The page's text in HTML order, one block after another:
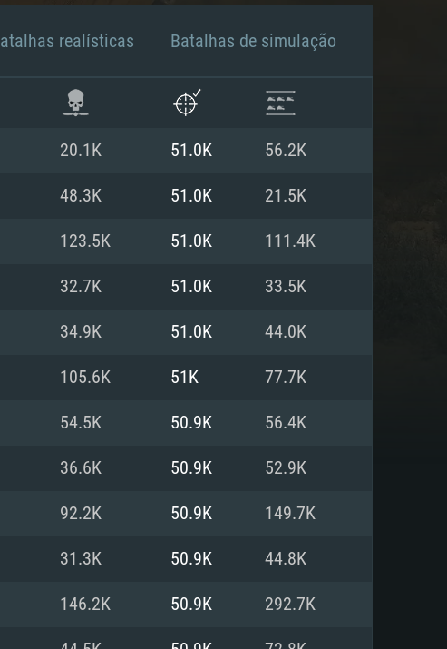
realísticas Batalhas de simulação
20.1K 51.0K 56.2K
48.3K 51.0K 21.5K
123.5K 51.0K 111.4K
32.7K 51.0K 33.5K
34.9K 51.0K 44.0K
105.6K 51K 77.7K
54.5K 50.9K 56.4K
36.6K 50.9K 52.9K
92.2K 50.9K 149.7K
31.3K 50.9K 44.8K
146.2K 50.9K 292.7K